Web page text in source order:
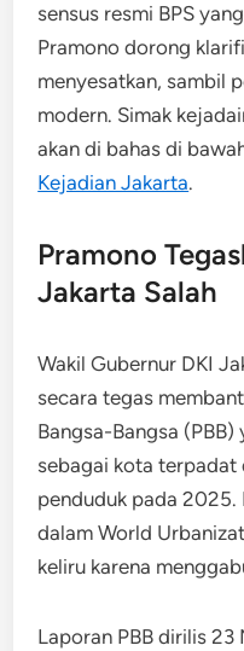
sensus resmi BPS
Pramono dorong
menyesatkan, sambil
modern. Simak
akan di bahas di
Kejadian Jakarta.
Pramono
Jakarta Salah
Wakil Gubernur DKI
secara tegas
Bangsa-Bangsa
sebagai kota
penduduk pada 2025.
dalam World
keliru karena
Laporan PBB dirilis